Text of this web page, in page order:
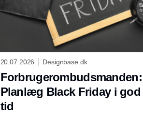
20.07.2026 Designbase.dk
Forbrugerombudsmanden:
Planlæg Black Friday i god
tid